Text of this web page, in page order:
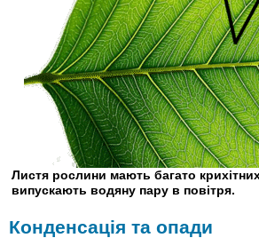
Листя рослини мають багато
випускають водяну пару в повітря.
Конденсація та опади